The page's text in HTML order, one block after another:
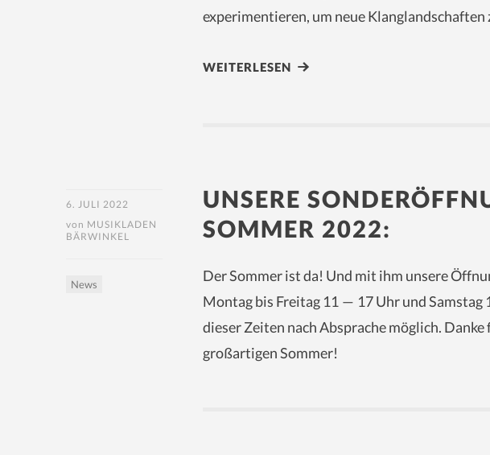
experimentieren, um neue Klanglandschaften
WEITERLESEN
6. JULI 2022
von MUSIKLADEN
BÄRWINKEL
News
UNSERE
SOMMER 2022:
Der Sommer ist da! Und mit ihm unsere
Montag bis Freitag 11 — 17 Uhr und
dieser Zeiten nach Absprache möglich.
großartigen Sommer!